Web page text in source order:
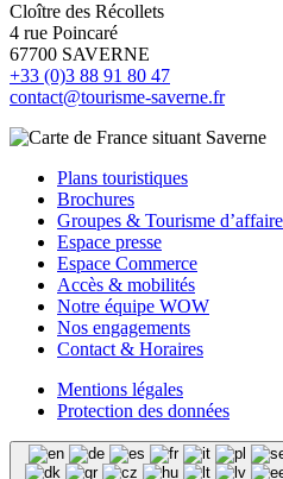
Cloître des Récollets
4 rue Poincaré
67700 SAVERNE
+33 (0)3 88 91 80 47
contact@tourisme-saverne.fr
Plans touristiques
Brochures
Groupes & Tourisme
Espace presse
Espace Commerce
Accès & mobilités
Notre équipe WOW
Nos engagements
Contact & Horaires
Mentions légales
Protection des données